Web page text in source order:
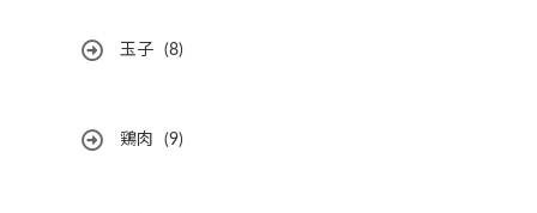
玉子 (8)
鶏肉 (9)